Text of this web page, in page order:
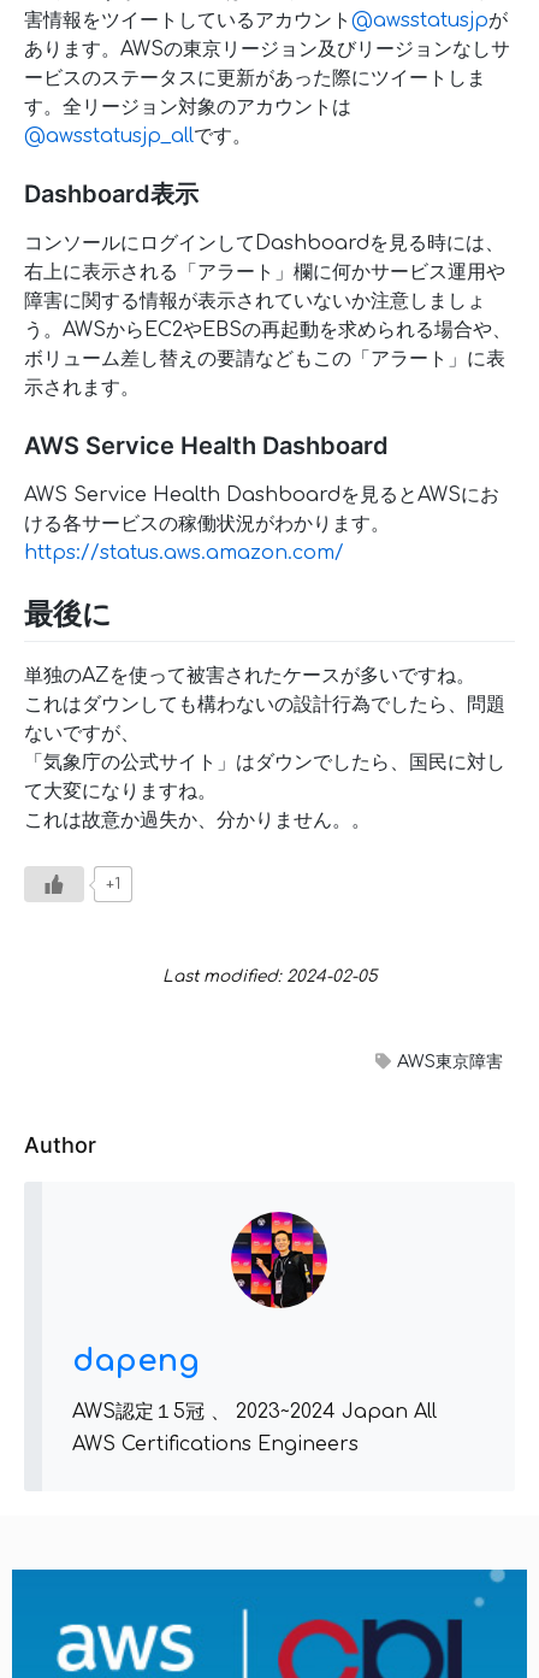
害情報をツイートしているアカウント @awsstatusjpが
あります。AWSの東京リージョン及びリージョンなしサ
ービスのステータスに更新があった際にツイートしま
す。全リージョン対象のアカウントは
@awsstatusjp_allです。
Dashboard表示
コンソールにログインしてDashboardを見る時には、
右上に表示される「アラート」欄に何かサービス運用や
障害に関する情報が表示されていないか注意しましょ
う。AWSからEC2やEBSの再起動を求められる場合や、
ボリューム差し替えの要請などもこの「アラート」に表
示されます。
AWS Service Health Dashboard
AWS Service Health Dashboardを見るとAWSにお
ける各サービスの稼働状況がわかります。
https://status.aws.amazon.com/
最後に
単独のAZを使って被害されたケースが多いですね。
これはダウンしても構わないの設計行為でしたら、問題
ないですが、
「気象庁の公式サイト」はダウンでしたら、国民に対し
て大変になりますね。
これは故意か過失か、分かりません。。
+1
Last modified: 2024-02-05
AWS東京障害
Author
dapeng
AWS認定１5冠 、 2023~2024 Japan All
AWS Certifications Engineers